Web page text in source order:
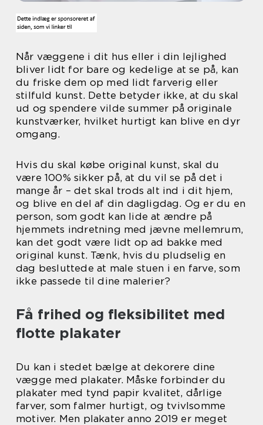
Når væggene i dit hus eller i din lejlighed
bliver lidt for bare og kedelige at se på, kan
du friske dem op med lidt farverig eller
stilfuld kunst. Dette betyder ikke, at du skal
ud og spendere vilde summer på originale
kunstværker, hvilket hurtigt kan blive en dyr
omgang.
Hvis du skal købe original kunst, skal du
være 100% sikker på, at du vil se på det i
mange år – det skal trods alt ind i dit hjem,
og blive en del af din dagligdag. Og er du en
person, som godt kan lide at ændre på
hjemmets indretning med jævne mellemrum,
kan det godt være lidt op ad bakke med
original kunst. Tænk, hvis du pludselig en
dag besluttede at male stuen i en farve, som
ikke passede til dine malerier?
Få frihed og fleksibilitet med
flotte plakater
Du kan i stedet bælge at dekorere dine
vægge med plakater. Måske forbinder du
plakater med tynd papir kvalitet, dårlige
farver, som falmer hurtigt, og tvivlsomme
motiver. Men plakater anno 2019 er meget